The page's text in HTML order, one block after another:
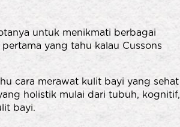
untuk menikmati berbagai
yang tahu kalau Cussons
cara merawat kulit bayi yang sehat
holistik mulai dari tubuh, kognitif,
bayi.